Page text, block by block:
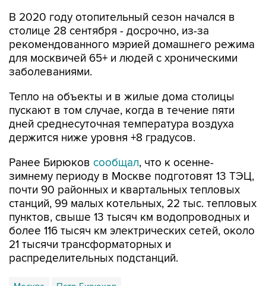
В 2020 году отопительный сезон начался в
столице 28 сентября - досрочно, из-за
рекомендованного мэрией домашнего режима
для москвичей 65+ и людей с хроническими
заболеваниями.
Тепло на объекты и в жилые дома столицы
пускают в том случае, когда в течение пяти
дней среднесуточная температура воздуха
держится ниже уровня +8 градусов.
Ранее Бирюков сообщал, что к осенне-
зимнему периоду в Москве подготовят 13 ТЭЦ,
почти 90 районных и квартальных тепловых
станций, 99 малых котельных, 22 тыс. тепловых
пунктов, свыше 13 тысяч км водопроводных и
более 116 тысяч км электрических сетей, около
21 тысячи трансформаторных и
распределительных подстанций.